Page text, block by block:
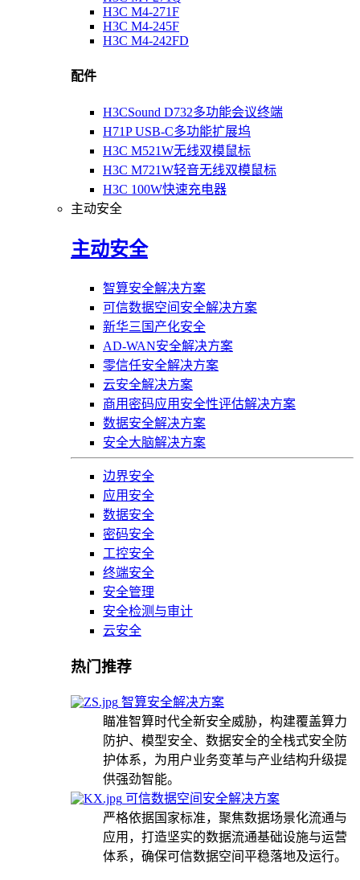
H3C M4-271F
H3C M4-245F
H3C M4-242FD
配件
H3CSound D732多功能会议终端
H71P USB-C多功能扩展坞
H3C M521W无线双模鼠标
H3C M721W轻音无线双模鼠标
H3C 100W快速充电器
主动安全
主动安全
智算安全解决方案
可信数据空间安全解决方案
新华三国产化安全
AD-WAN安全解决方案
零信任安全解决方案
云安全解决方案
商用密码应用安全性评估解决方案
数据安全解决方案
安全大脑解决方案
边界安全
应用安全
数据安全
密码安全
工控安全
终端安全
安全管理
安全检测与审计
云安全
热门推荐
智算安全解决方案
瞄准智算时代全新安全威胁，构建覆盖算力
防护、模型安全、数据安全的全栈式安全防
护体系，为用户业务变革与产业结构升级提
供强劲智能。
可信数据空间安全解决方案
严格依据国家标准，聚焦数据场景化流通与
应用，打造坚实的数据流通基础设施与运营
体系，确保可信数据空间平稳落地及运行。